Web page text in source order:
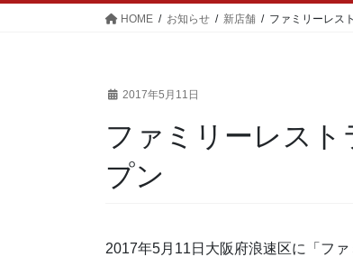
HOME お知らせ 新店舗 ファミリーレス
2017年5月11日
ファミリーレス
プン
2017年5月11日大阪府浪速区に「フ